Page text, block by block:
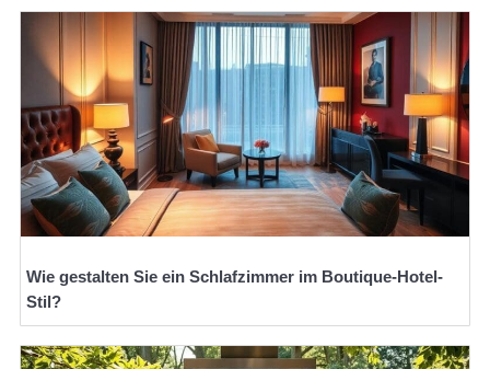
Wie gestalten Sie ein Schlafzimmer im Boutique-Hotel-
Stil?